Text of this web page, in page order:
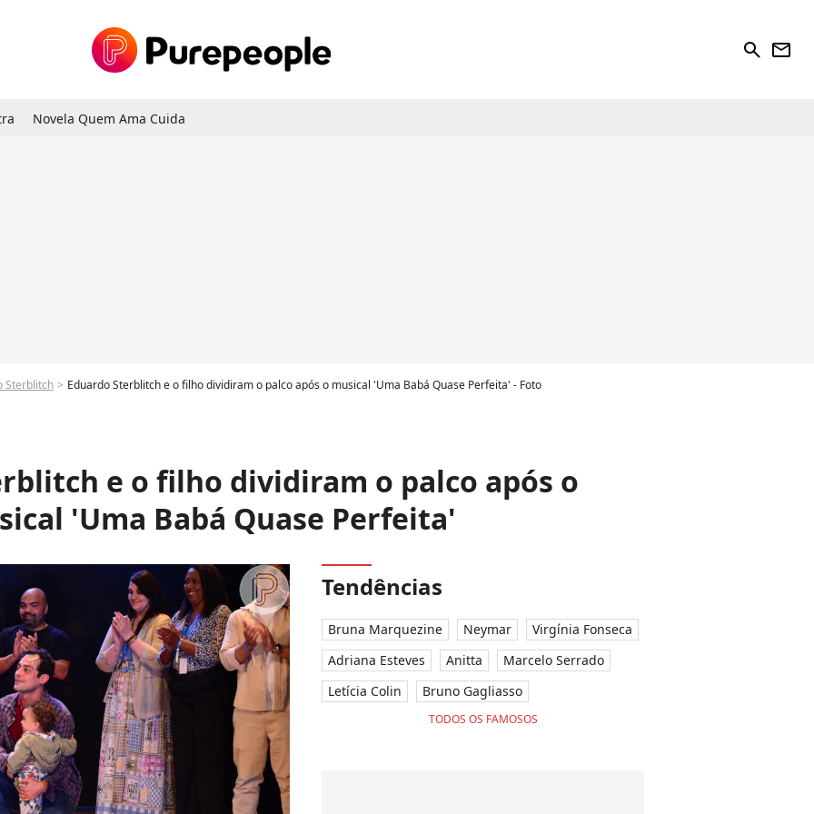
search newsletter
Novela Quem Ama Cuida
Sterblitch Eduardo Sterblitch e o filho dividiram o palco após o musical 'Uma Babá Quase Perfeita' - Foto
e o filho dividiram o palco após o
'Uma Babá Quase Perfeita'
Tendências
Bruna Marquezine Neymar
Virgínia Fonseca
Adriana Esteves
Anitta
Marcelo Serrado
Letícia Colin
Bruno Gagliasso
TODOS OS FAMOSOS